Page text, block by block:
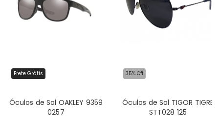
Frete Grátis
Óculos de Sol OAKLEY 9359
0257
35% Off
Óculos de Sol TIGOR TIGRE
STT028 125